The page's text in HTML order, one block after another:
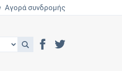
Αγορά συνδρομής